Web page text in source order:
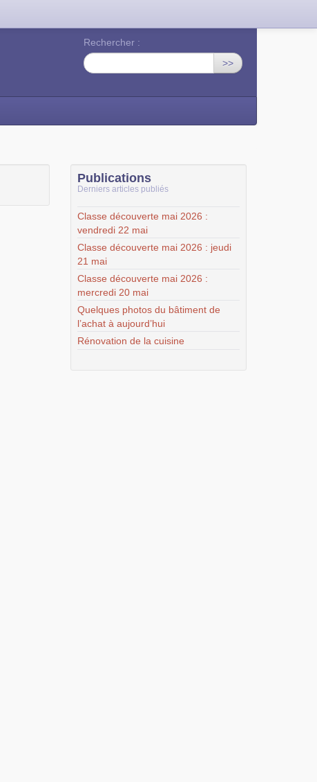
Rechercher :
>>
Publications
Derniers articles publiés
Classe découverte mai 2026 :
vendredi 22 mai
Classe découverte mai 2026 : jeudi
21 mai
Classe découverte mai 2026 :
mercredi 20 mai
Quelques photos du bâtiment de
l’achat à aujourd’hui
Rénovation de la cuisine